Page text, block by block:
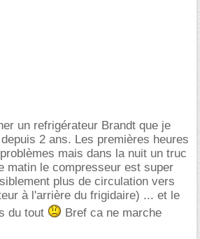
un refrigérateur Brandt que je
2 ans. Les premières heures
mais dans la nuit un truc
matin le compresseur est super
plus de circulation vers
à l'arrière du frigidaire) ... et le
du tout
Bref ca ne marche